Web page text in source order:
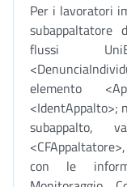
Per i lavoratori
subappaltatore
flussi
elemento
<IdentAppalto>;
subappalto,
con le